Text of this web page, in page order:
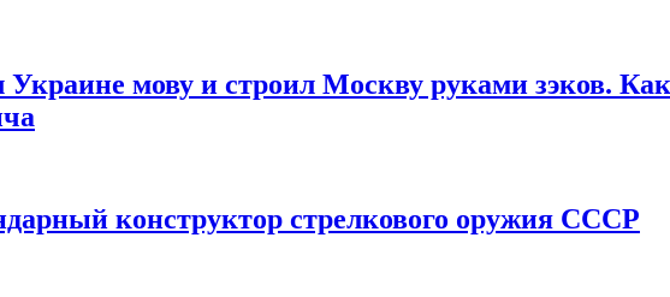
мову и строил Москву руками зэков.
конструктор стрелкового оружия СССР